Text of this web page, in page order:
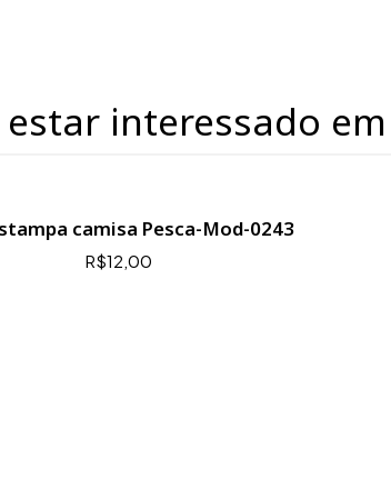
interessado
camisa Pesca-Mod-0243
R$12,00